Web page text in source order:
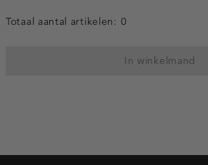
Totaal aantal artikelen: 0
In winkelmand